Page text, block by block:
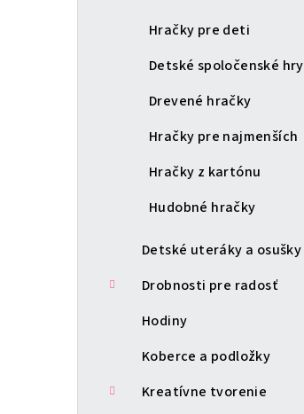
Hračky pre deti
Detské spoločenské hry
Drevené hračky
Hračky pre najmenších
Hračky z kartónu
Hudobné hračky
Detské uteráky a osušky
Drobnosti pre radosť
Hodiny
Koberce a podložky
Kreatívne tvorenie